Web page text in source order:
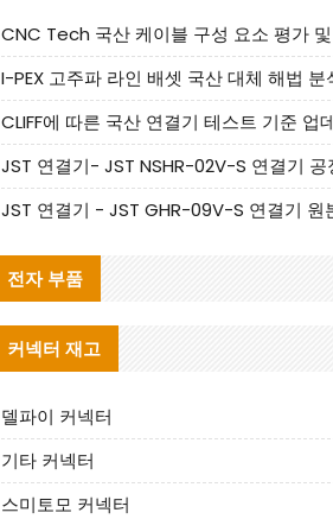
I-PEX 고주파 라인 배셋 국산 대체 해법 분
CLIFF에 따른 국산 연결기 테스트 기준 업
전자 부품
커넥터 재고
델파이 커넥터
기타 커넥터
스미토모 커넥터